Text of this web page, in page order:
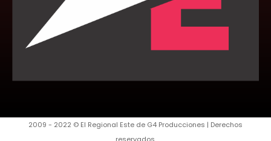
2009 - 2022 © El Regional Este de G4 Producciones | Derechos